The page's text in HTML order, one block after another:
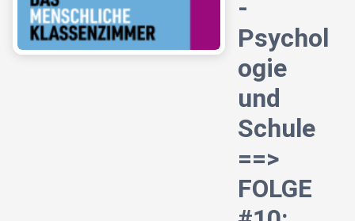
-
Psychol
ogie
und
Schule
==>
FOLGE